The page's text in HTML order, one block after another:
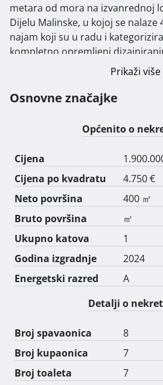
metara od mora na izvanrednoj
Dijelu Malinske, u kojoj se nalaze
najam koji su u radu i
kompletno opremljeni
mjeri i vrhunskim aparatima
30m2, 2. apartman 74 m2 netto,
dvije kupaone, 3. apartman 50
balkon 3 m2, jedna spavača
vlasnički apartman, 50 m2 netto,
kupaona, vešeraj, tavan cca
welness ili penthaus.
Kompletna kuča opremljena je
tehnologijama, antenska mreža,
po zonama, video nadzor, video
navodnjavanje travnjaka,
komarnici, podno grijanje,
cm, A energetski razred.
Vlasništvo 1/1 prodaje vlasnik
Za sve informacije G. Matija 098
Prikaži više
Osnovne značajke
Općenito o
Cijena
Cijena po kvadratu
4.750 €
Neto površina
400 ㎡
Bruto površina
㎡
Ukupno katova
1
Godina izgradnje
2024
Energetski razred
A
Detalji o
Broj spavaonica
8
Broj kupaonica
7
Broj toaleta
7